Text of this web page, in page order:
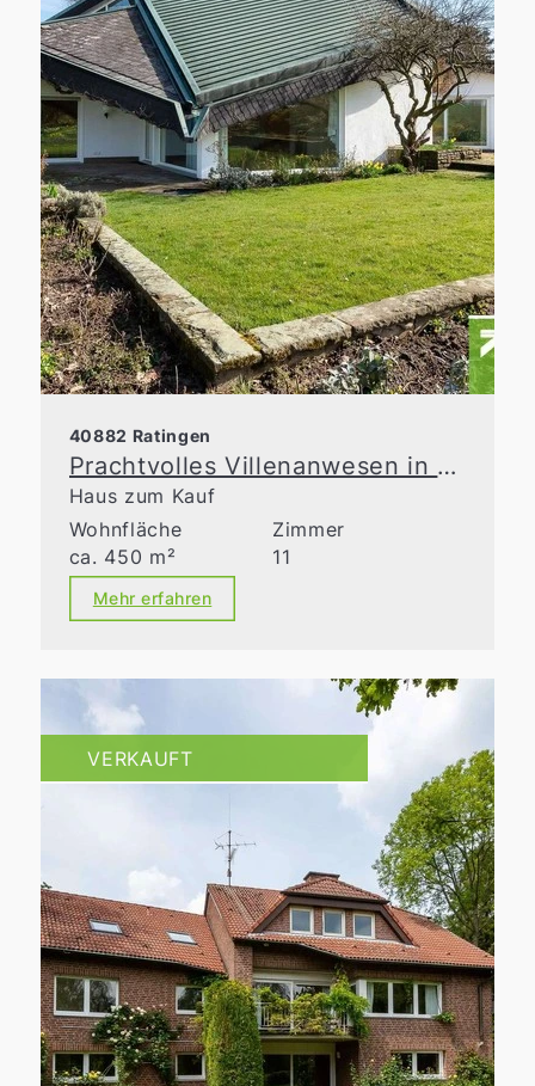
40882 Ratingen
Prachtvolles Villenanwesen in einzigartigem Naturrefugium
Haus zum Kauf
Wohnfläche
ca. 450 m²
Zimmer
11
Mehr erfahren
VERKAUFT